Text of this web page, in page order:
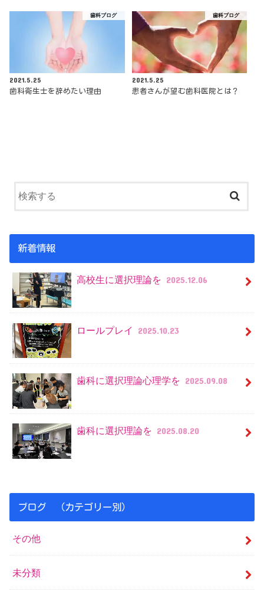
歯科ブログ
2021.5.25
歯科衛生士を辞めたい理由
歯科ブログ
2021.5.25
患者さんが望む歯科医院とは？
新着情報
高校生に選択理論を 2025.12.06
ロールプレイ 2025.10.23
歯科に選択理論心理学を 2025.09.08
歯科に選択理論を 2025.08.20
ブログ （カテゴリー別）
その他
未分類